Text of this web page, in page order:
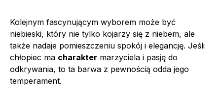
Kolejnym fascynującym wyborem może być
niebieski, który nie tylko kojarzy się z niebem, ale
także nadaje pomieszczeniu spokój i elegancję. Jeśli
chłopiec ma charakter marzyciela i pasję do
odkrywania, to ta barwa z pewnością odda jego
temperament.